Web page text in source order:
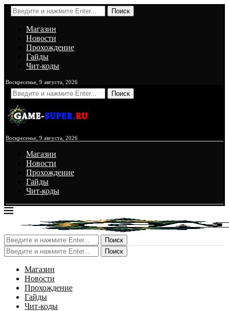
Поиск
Магазин
Новости
Прохождение
Гайды
Чит-коды
Воскресенье, 9 августа, 2026
Поиск
Воскресенье, 9 августа, 2026
Магазин
Новости
Прохождение
Гайды
Чит-коды
Поиск
Поиск
Магазин
Новости
Прохождение
Гайды
Чит-коды